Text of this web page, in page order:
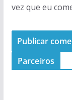
vez que eu
Parceiros